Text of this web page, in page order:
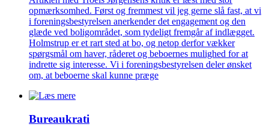
opmærksomhed. Først og fremmest vil jeg gerne slå fast, at vi
i foreningsbestyrelsen anerkender det engagement og den
glæde ved boligområdet, som tydeligt fremgår af indlægget.
Holmstrup er et rart sted at bo, og netop derfor vækker
spørgsmål om haver, råderet og beboernes mulighed for at
indrette sig interesse. Vi i foreningsbestyrelsen deler ønsket
om, at beboerne skal kunne præge
Bureaukrati